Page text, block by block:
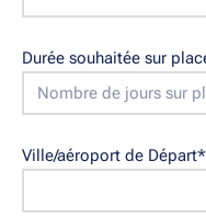
Durée souhaitée sur
Ville/aéroport de Départ*